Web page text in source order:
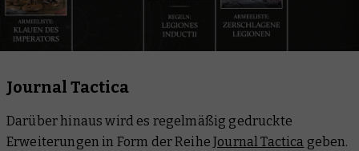
Journal Tactica
Darüber hinaus wird es regelmäßig gedruckte
Erweiterungen in Form der ReiheJournal Tactica geben.